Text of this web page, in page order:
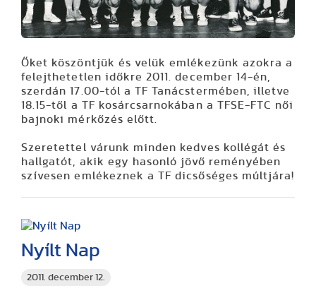
Őket köszöntjük és velük emlékezünk azokra a
felejthetetlen időkre 2011. december 14-én,
szerdán 17.00-tól a TF Tanácstermében, illetve
18.15-től a TF kosárcsarnokában a TFSE-FTC női
bajnoki mérkőzés előtt.
Szeretettel várunk minden kedves kollégát és
hallgatót, akik egy hasonló jövő reményében
szívesen emlékeznek a TF dicsőséges múltjára!
2011. december 12.
Nyílt Nap